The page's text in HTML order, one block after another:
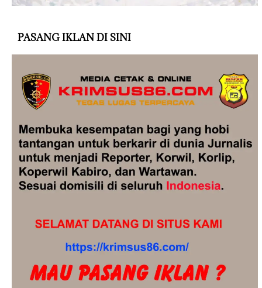
PASANG IKLAN DI SINI